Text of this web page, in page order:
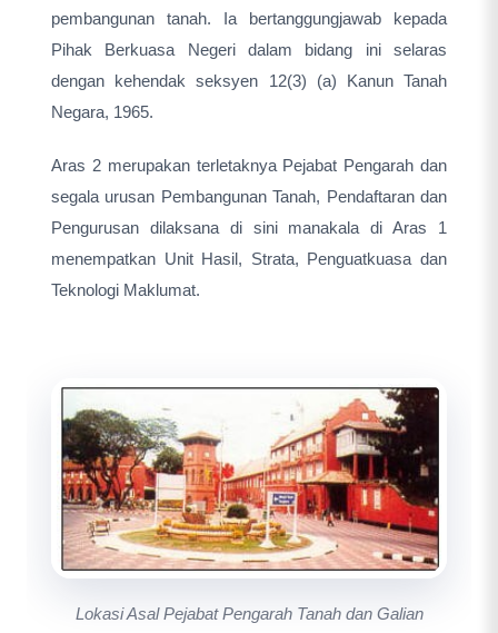
pembangunan tanah. Ia bertanggungjawab kepada
Pihak Berkuasa Negeri dalam bidang ini selaras
dengan kehendak seksyen 12(3) (a) Kanun Tanah
Negara, 1965.
Aras 2 merupakan terletaknya Pejabat Pengarah dan
segala urusan Pembangunan Tanah, Pendaftaran dan
Pengurusan dilaksana di sini manakala di Aras 1
menempatkan Unit Hasil, Strata, Penguatkuasa dan
Teknologi Maklumat.
Lokasi Asal Pejabat Pengarah Tanah dan Galian